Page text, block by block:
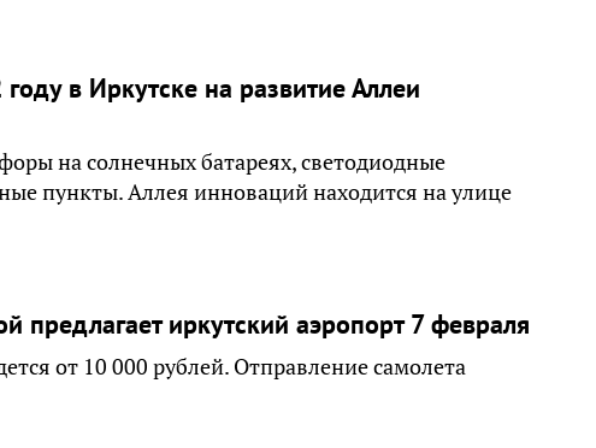
в Иркутске на развитие Аллеи
на солнечных батареях, светодиодные
пункты. Аллея инноваций находится на улице
предлагает иркутский аэропорт 7 февраля
от 10 000 рублей. Отправление самолета